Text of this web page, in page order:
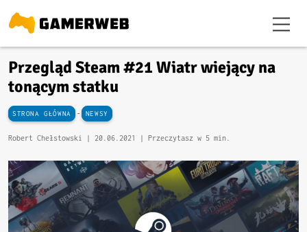
Przegląd Steam #21 Wiatr wiejący na
tonącym statku
STRONA GŁÓWNA - NEWSY
Robert Chełstowski | 20.06.2021 | Przeczytasz w 5 min.